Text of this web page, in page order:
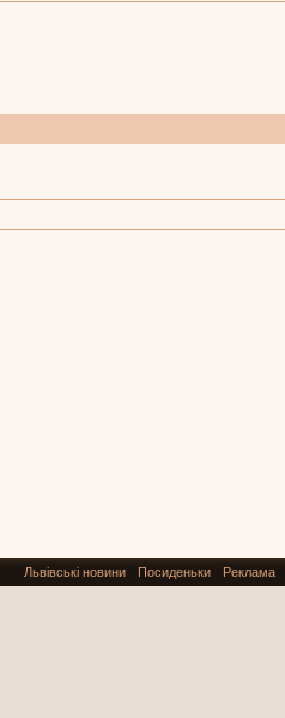
Львівські новини Посиденьки Реклама